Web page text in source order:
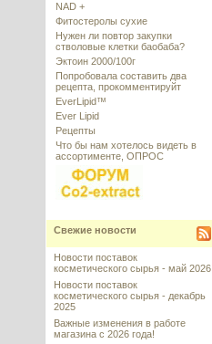
NAD +
Фитостеролы сухие
Нужен ли повтор закупки
стволовые клетки баобаба?
Эктоин 2000/100г
Попробовала составить два
рецепта, прокомментируйт
EverLipid™
Ever Lipid
Рецепты
Что бы нам хотелось видеть в
ассортименте, ОПРОС
Свежие новости
Новости поставок
косметического сырья - май 2026
Новости поставок
косметического сырья - декабрь
2025
Важные изменения в работе
магазина с 2026 года!